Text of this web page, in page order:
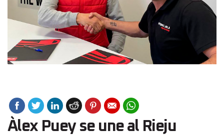
Àlex Puey se une al Rieju